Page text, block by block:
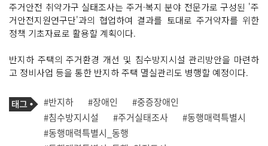
주거안전 취약가구 실태조사는 주거·복지 분야 전문가로 구성된 '주
거안전지원연구단'과의 협업하여 결과를 토대로 주거약자를 위한
정책 기초자료로 활용할 계획이다.
반지하 주택의 주거환경 개선 및 침수방지시설 관리방안을 마련하
고 정비사업 등을 통한 반지하 주택 멸실관리도 병행할 예정이다.
기
사
관
련
태
태
그
#반지하 #장애인
#중증장애인
#침수방지시설
#주거실태조사
#동행매력특별시
#동행매력특별시_동행